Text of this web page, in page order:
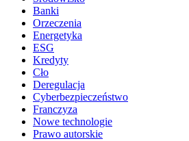
Banki
Orzeczenia
Energetyka
ESG
Kredyty
Cło
Deregulacja
Cyberbezpieczeństwo
Franczyza
Nowe technologie
Prawo autorskie